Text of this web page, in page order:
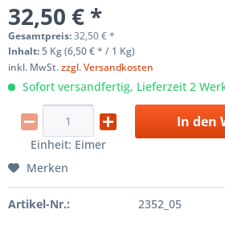
32,50 € *
Gesamtpreis:32,50€*
Inhalt:5 Kg (6,50 € * / 1 Kg)
inkl. MwSt.zzgl. Versandkosten
Sofort versandfertig, Lieferzeit 2
Einheit: Eimer
In den
Merken
Artikel-Nr.: 2352_05